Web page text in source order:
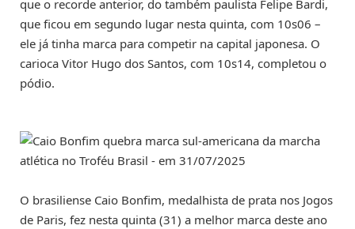
que o recorde anterior, do também paulista Felipe Bardi,
que ficou em segundo lugar nesta quinta, com 10s06 –
ele já tinha marca para competir na capital japonesa. O
carioca Vitor Hugo dos Santos, com 10s14, completou o
pódio.
O brasiliense Caio Bonfim, medalhista de prata nos Jogos
de Paris, fez nesta quinta (31) a melhor marca deste ano